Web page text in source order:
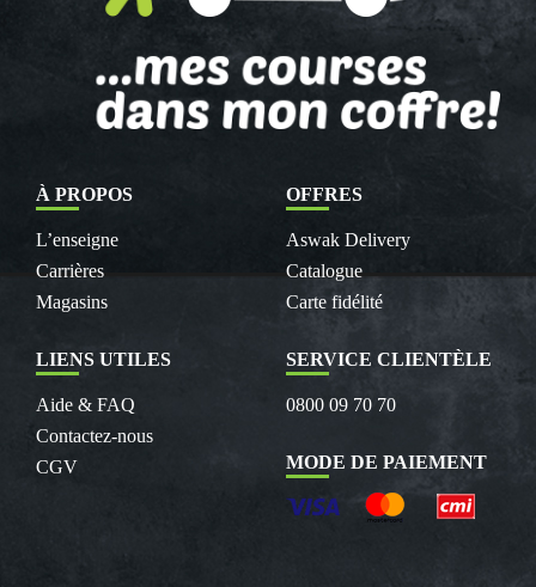
À PROPOS
L’enseigne
Carrières
Magasins
OFFRES
Aswak Delivery
Catalogue
Carte fidélité
LIENS UTILES
Aide & FAQ
Contactez-nous
CGV
SERVICE CLIENTÈLE
0800 09 70 70
MODE DE PAIEMENT